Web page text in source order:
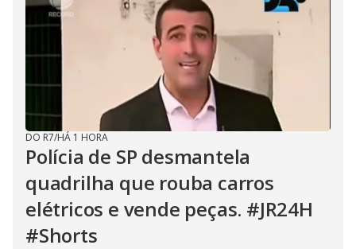
DO R7/HÁ 1 HORA
Polícia de SP desmantela
quadrilha que rouba carros
elétricos e vende peças. #JR24H
#Shorts